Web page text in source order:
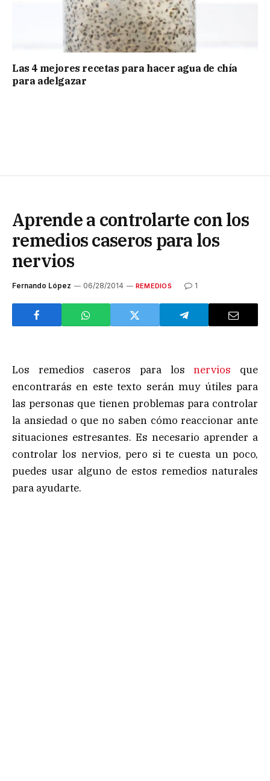
Las 4 mejores recetas para hacer agua de chía
para adelgazar
Aprende a controlarte con los
remedios caseros para los
nervios
Fernando López 06/28/2014 REMEDIOS 1
Los remedios caseros para los nervios que
encontrarás en este texto serán muy útiles para
las personas que tienen problemas para controlar
la ansiedad o que no saben cómo reaccionar ante
situaciones estresantes. Es necesario aprender a
controlar los nervios, pero si te cuesta un poco,
puedes usar alguno de estos remedios naturales
para ayudarte.